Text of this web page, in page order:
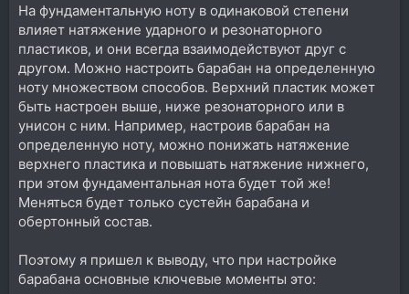
На фундаментальную ноту в одинаковой степени
влияет натяжение ударного и резонаторного
пластиков, и они всегда взаимодействуют друг с
другом. Можно настроить барабан на определенную
ноту множеством способов. Верхний пластик может
быть настроен выше, ниже резонаторного или в
унисон с ним. Например, настроив барабан на
определенную ноту, можно понижать натяжение
верхнего пластика и повышать натяжение нижнего,
при этом фундаментальная нота будет той же!
Меняться будет только сустейн барабана и
обертонный состав.
Поэтому я пришел к выводу, что при настройке
барабана основные ключевые моменты это: